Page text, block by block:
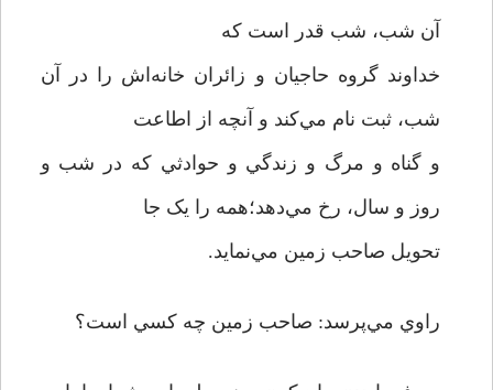
آن شب، شب قدر است که
خداوند گروه حاجيان و زائران خانه‌اش را در آن
شب، ثبت نام مي‌کند و آنچه از اطاعت
و گناه و مرگ و زندگي و حوادثي که در شب و
روز و سال، رخ مي‌دهد؛‌همه را يک جا
تحويل صاحب زمين مي‌نمايد.
راوي مي‌پرسد: صاحب زمين چه کسي است؟